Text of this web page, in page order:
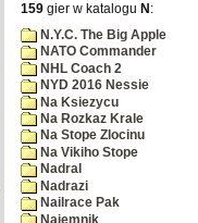
159 gier w katalogu N :
N.Y.C. The Big Apple
NATO Commander
NHL Coach 2
NYD 2016 Nessie
Na Ksiezycu
Na Rozkaz Krale
Na Stope Zlocinu
Na Vikiho Stope
Nadral
Nadrazi
Nailrace Pak
Najemnik